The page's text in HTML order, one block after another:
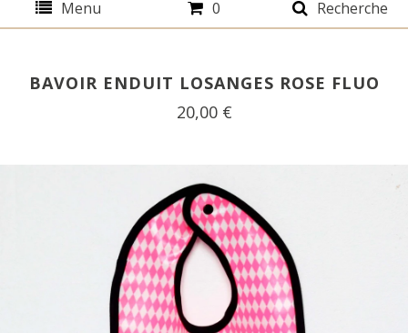
Menu 0 Recherche
BAVOIR ENDUIT LOSANGES ROSE FLUO
20,00 €